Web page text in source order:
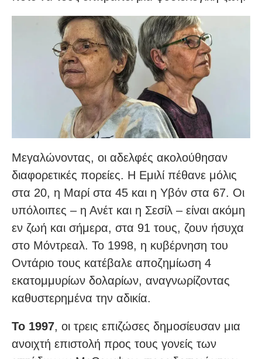
Μεγαλώνοντας, οι αδελφές ακολούθησαν
διαφορετικές πορείες. Η Εμιλί πέθανε μόλις
στα 20, η Μαρί στα 45 και η Υβόν στα 67. Οι
υπόλοιπες – η Ανέτ και η Σεσίλ – είναι ακόμη
εν ζωή και σήμερα, στα 91 τους, ζουν ήσυχα
στο Μόντρεαλ. Το 1998, η κυβέρνηση του
Οντάριο τους κατέβαλε αποζημίωση 4
εκατομμυρίων δολαρίων, αναγνωρίζοντας
καθυστερημένα την αδικία.
Το 1997, οι τρεις επιζώσες δημοσίευσαν μια
ανοιχτή επιστολή προς τους γονείς των